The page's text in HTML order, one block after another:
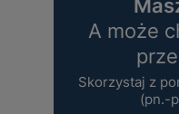
A może
Skorzystaj z
(pn.-